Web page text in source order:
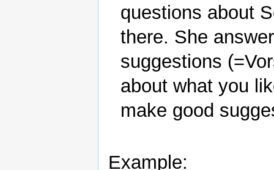
questions about
there. She
suggestions
about what you
make good
Example: